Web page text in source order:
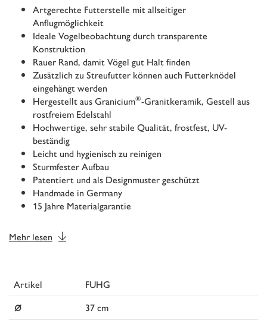
Artgerechte Futterstelle mit allseitiger
Anflugmöglichkeit
Ideale Vogelbeobachtung durch transparente
Konstruktion
Rauer Rand, damit Vögel gut Halt finden
Zusätzlich zu Streufutter können auch Futterknödel
eingehängt werden
Hergestellt aus Granicium®-Granitkeramik, Gestell aus
rostfreiem Edelstahl
Hochwertige, sehr stabile Qualität, frostfest, UV-
beständig
Leicht und hygienisch zu reinigen
Sturmfester Aufbau
Patentiert und als Designmuster geschützt
Handmade in Germany
15 Jahre Materialgarantie
Mehr lesen
Artikel FUHG
⌀
37 cm